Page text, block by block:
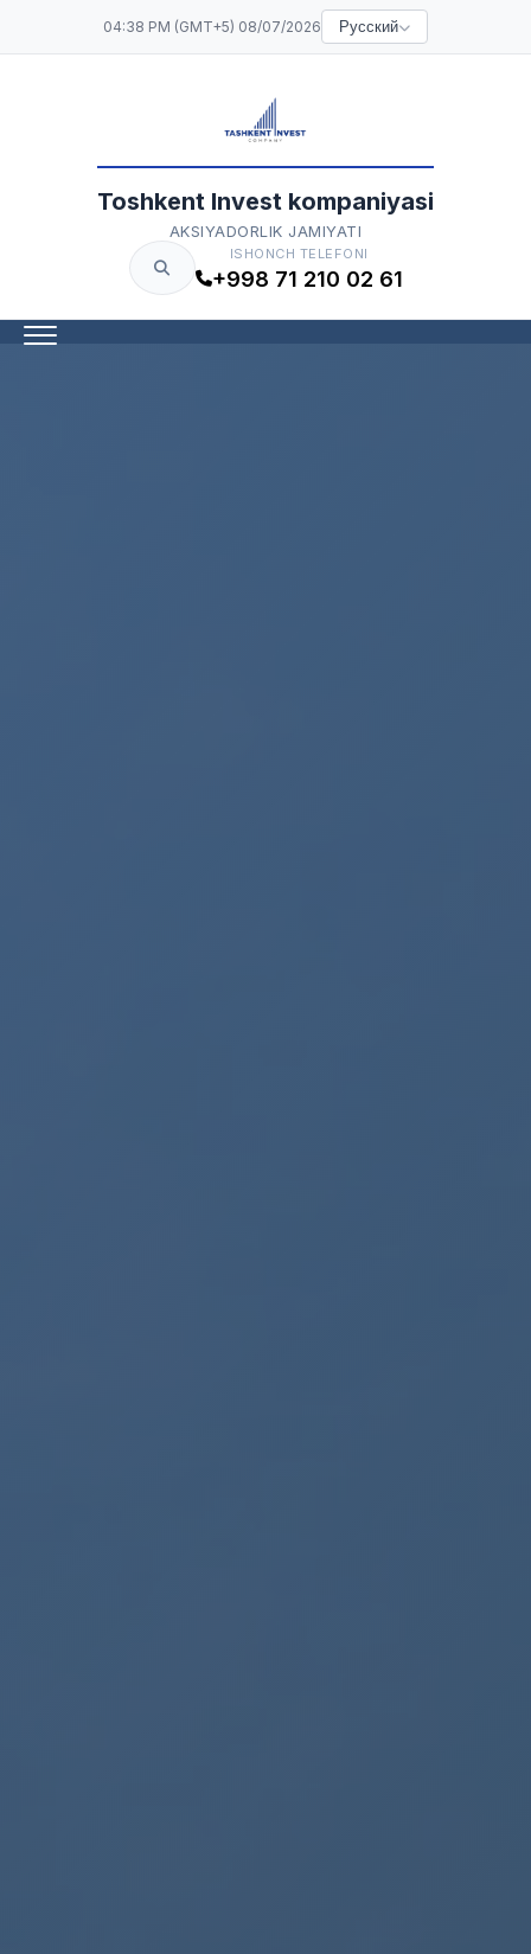
04:38 PM (GMT+5) 08/07/2026 Русский
Toshkent Invest kompaniyasi
AKSIYADORLIK JAMIYATI
ISHONCH TELEFONI
+998 71 210 02 61